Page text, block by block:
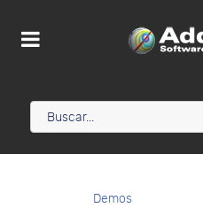
Demos